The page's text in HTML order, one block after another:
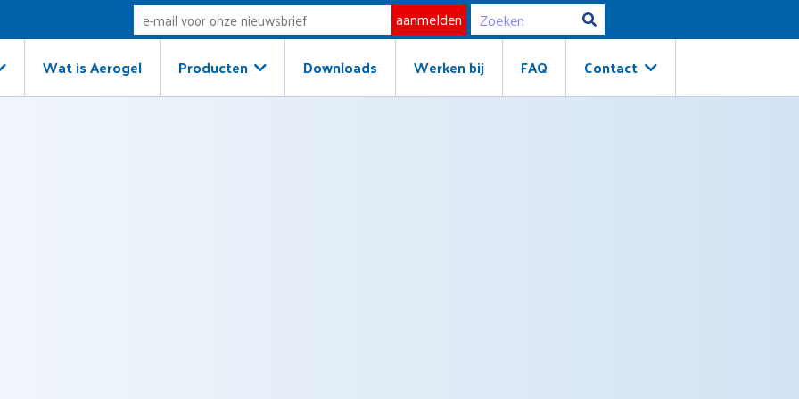
Wat is Aerogel Producten Downloads Werken bij FAQ Contact